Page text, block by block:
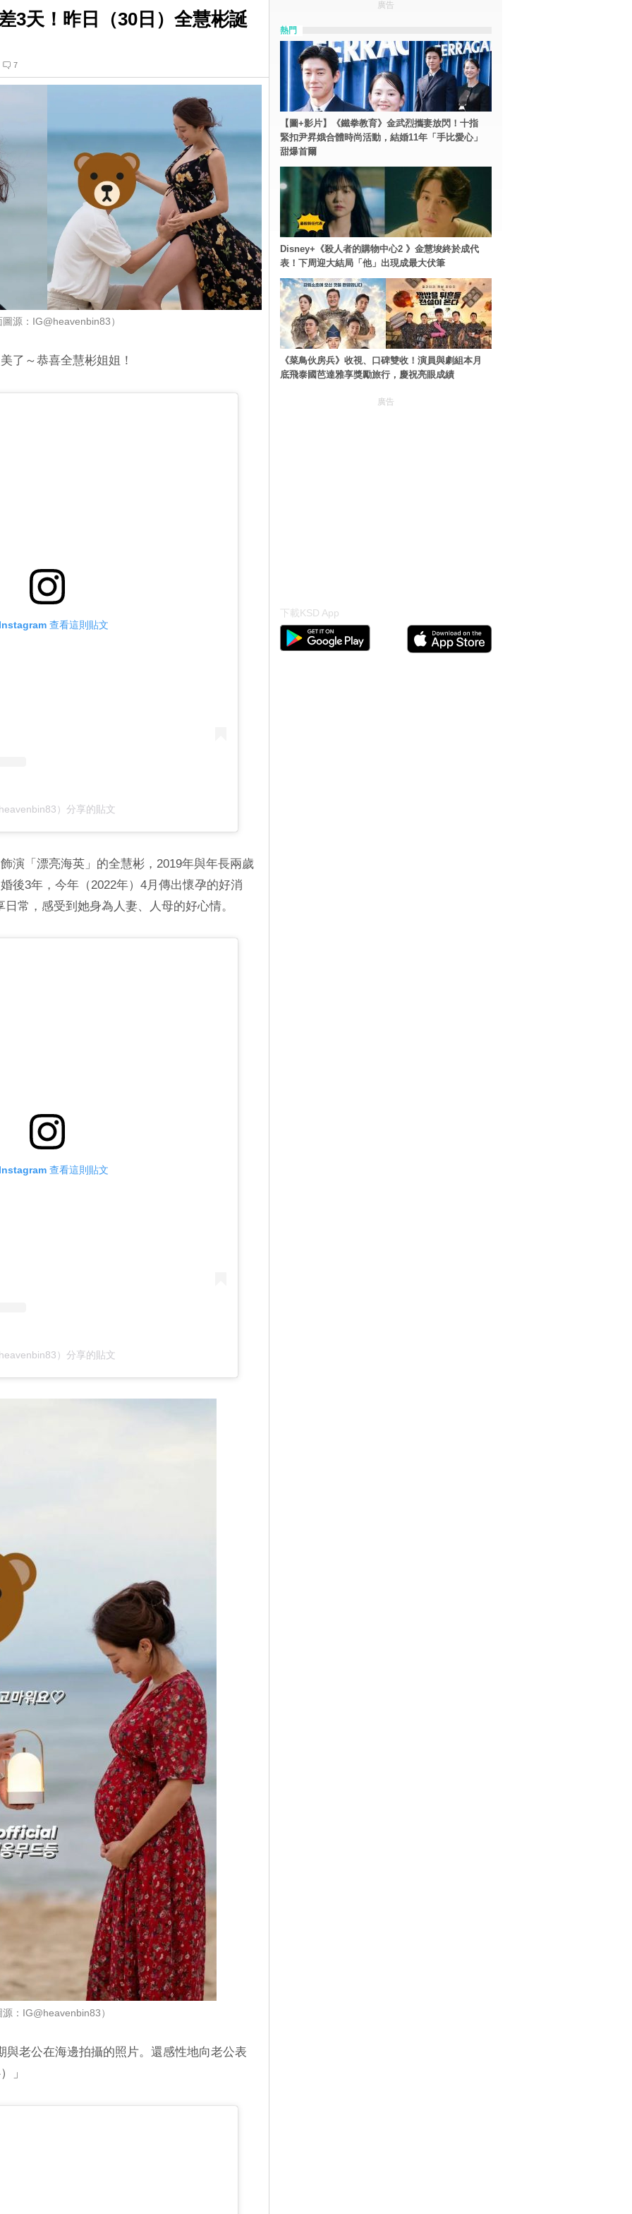
3天！昨日（30日）全慧彬誕
7
源：IG@heavenbin83）
了～恭喜全慧彬姐姐！
查看這則貼文
）分享的貼文
演「漂亮海英」的全慧彬，2019年與年長兩歲
後3年，今年（2022年）4月傳出懷孕的好消
常，感受到她身為人妻、人母的好心情。
查看這則貼文
）分享的貼文
源：IG@heavenbin83）
與老公在海邊拍攝的照片。還感性地向老公表
」
廣告
熱門
【圖+影片】《鐵拳教育》金武烈攜妻放閃！十指
緊扣尹昇娥合體時尚活動，結婚11年「手比愛心」
甜爆首爾
Disney+《殺人者的購物中心2 》金慧埈終於成代
表！下周迎大結局「他」出現成最大伏筆
《菜鳥伙房兵》收視、口碑雙收！演員與劇組本月
底飛泰國芭達雅享獎勵旅行，慶祝亮眼成績
廣告
下載KSD App